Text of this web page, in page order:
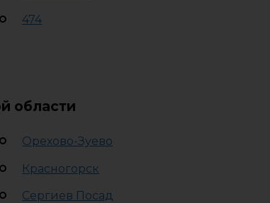
474
области
Орехово-Зуево
Красногорск
Сергиев Посад